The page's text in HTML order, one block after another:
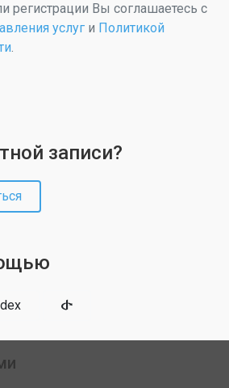
регистрации Вы соглашаетесь с
услуг и Политикой
.
записи?